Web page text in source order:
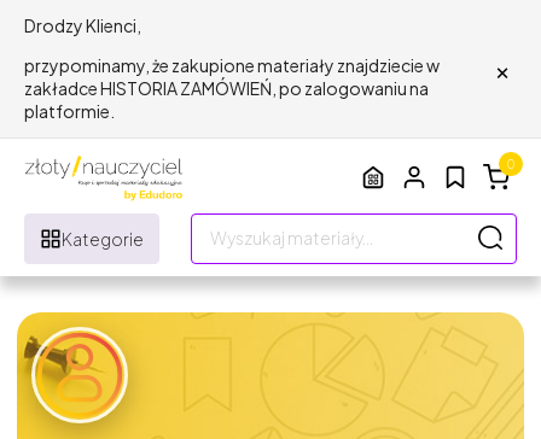
Drodzy Klienci,
przypominamy, że zakupione materiały znajdziecie w
zakładce HISTORIA ZAMÓWIEŃ, po zalogowaniu na
platformie.
×
Kategorie
0